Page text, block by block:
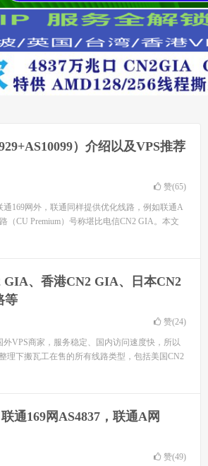
）介绍以及VPS推荐
赞(65)
169网外，联通同样提供优化线路，例如联通A
（CU Premium）号称堪比电信CN2 GIA。本文
、香港CN2 GIA、日本CN2
等
赞(24)
VPS商家，服务稳定、国内访问速度快，所以
理下搬瓦工在售的所有线路类型，包括美国CN2
通169网AS4837，联通A网
赞(49)